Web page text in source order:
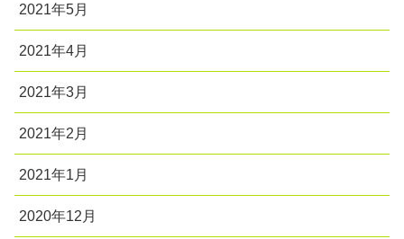
2021年5月
2021年4月
2021年3月
2021年2月
2021年1月
2020年12月